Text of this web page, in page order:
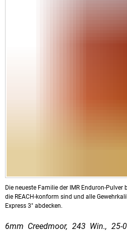
Die neueste Familie der IMR Enduron-
die REACH-konform sind und alle
Express 3" abdecken.
6mm Creedmoor, 243 Win.,